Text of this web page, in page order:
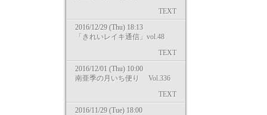
TEXT
2016/12/29 (Thu) 18:13
「きれいレイキ通信」vol.48
TEXT
2016/12/01 (Thu) 10:00
南亜季の月いち便り Vol.336
TEXT
2016/11/29 (Tue) 18:00